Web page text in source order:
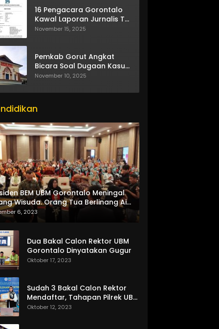
16 Pengacara Gorontalo
Kawal Laporan Jurnalis TV
One
November 15, 2025
Pemkab Gorut Angkat
Bicara Soal Dugaan Kasus
Asusila Oknum ASN
November 10, 2025
BEM UBM Gorontalo Meningal
Wisuda. Orang Tua Berlinang Air
Menerima SKL dan Pemasangan
6, 2023
Dua Bakal Calon Rektor UBM
Gorontalo Dinyatakan Gugur
Oktober 17, 2023
Sudah 3 Bakal Calon Rektor
Mendaftar, Tahapan Pilrek UBM
Gorontalo Makin Seru
Oktober 12, 2023